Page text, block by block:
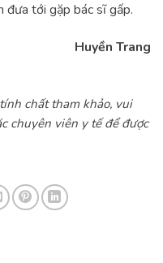
đưa tới gặp bác sĩ gấp.
Huyền Trang
chất tham khảo, vui
chuyên viên y tế để được